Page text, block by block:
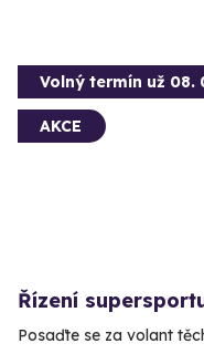
Volný termín už 08.
AKCE
Řízení
Posaďte se za volant